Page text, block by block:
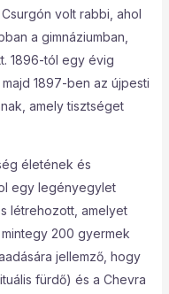
volt rabbi, ahol
a gimnáziumban,
1896-tól egy évig
1897-ben az újpesti
amely tisztséget
életének és
egy legényegylet
létrehozott, amelyet
200 gyermek
jellemző, hogy
fürdő) és a Chevra